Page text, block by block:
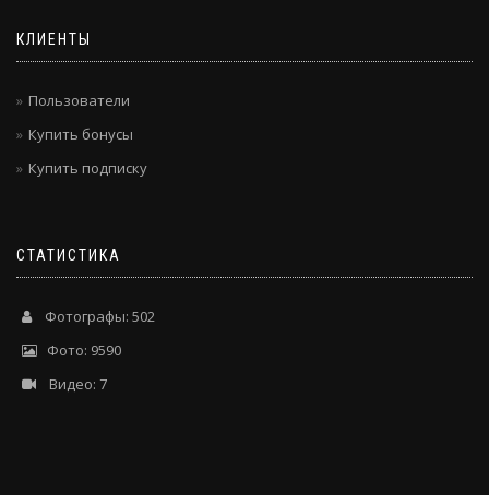
КЛИЕНТЫ
Пользователи
Купить бонусы
Купить подписку
СТАТИСТИКА
Фотографы: 502
Фото: 9590
Видео: 7